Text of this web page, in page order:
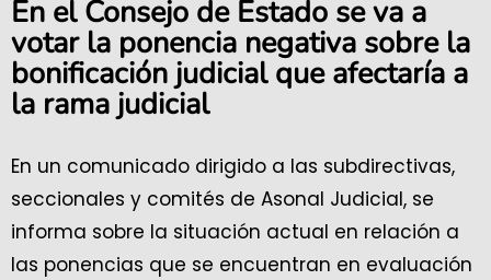
En el Consejo de Estado se va a
votar la ponencia negativa sobre la
bonificación judicial que afectaría a
la rama judicial
En un comunicado dirigido a las subdirectivas,
seccionales y comités de Asonal Judicial, se
informa sobre la situación actual en relación a
las ponencias que se encuentran en evaluación